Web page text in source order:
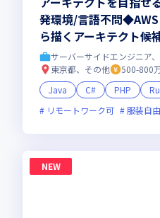
発環境/言語不問
ら描くアーキテクト候
のフルスタック・リー
取引・最先端プロジェ
厚生◎
サーバーサイドエンジニア
東京都、その他
500-800
Java
C# PHP
リモートワーク可
服装自由
NEW